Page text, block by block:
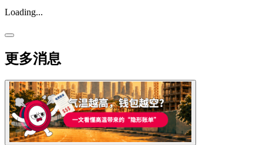
Loading...
更多消息